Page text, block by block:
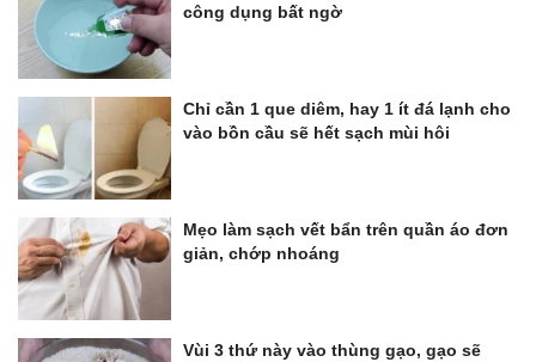
công dụng bất ngờ
Chỉ cần 1 que diêm, hay 1 ít đá lạnh cho
vào bồn cầu sẽ hết sạch mùi hôi
Mẹo làm sạch vết bẩn trên quần áo đơn
giản, chớp nhoáng
Vùi 3 thứ này vào thùng gạo, gạo sẽ